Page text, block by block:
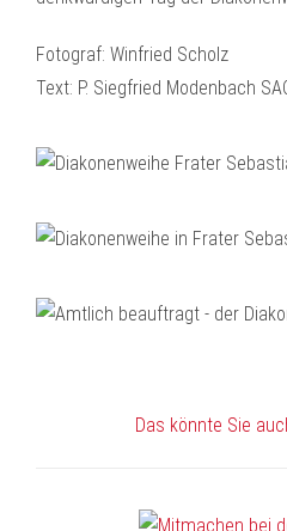
Fotograf: Winfried Scholz
Text: P. Siegfried Modenbach
Das könnte Sie